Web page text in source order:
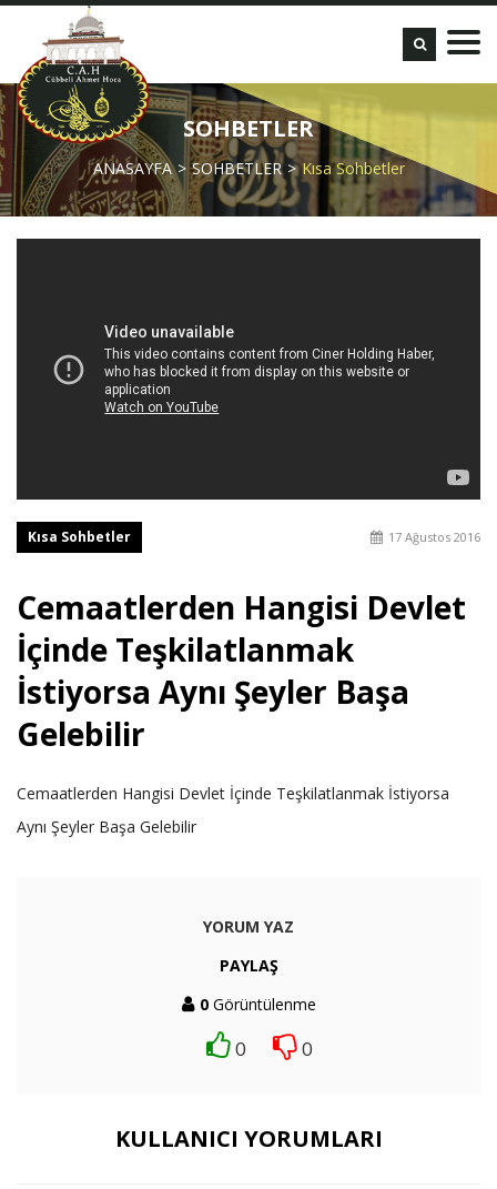
SOHBETLER
ANASAYFA SOHBETLER Kısa Sohbetler
Kısa Sohbetler 17 Ağustos 2016
Cemaatlerden Hangisi Devlet
İçinde Teşkilatlanmak
İstiyorsa Aynı Şeyler Başa
Gelebilir
Cemaatlerden Hangisi Devlet İçinde Teşkilatlanmak İstiyorsa
Aynı Şeyler Başa Gelebilir
YORUM YAZ
PAYLAŞ
0Görüntülenme
0 0
KULLANICI YORUMLARI